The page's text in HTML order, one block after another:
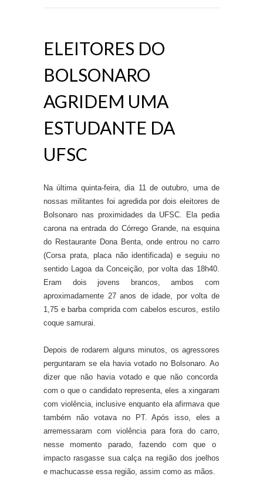
ELEITORES DO
BOLSONARO
AGRIDEM UMA
ESTUDANTE DA
UFSC
Na última quinta-feira, dia 11 de outubro, uma de
nossas militantes foi agredida por dois eleitores de
Bolsonaro nas proximidades da UFSC. Ela pedia
carona na entrada do Córrego Grande,na esquina
do Restaurante Dona Benta, onde entrou no carro
(Corsa prata, placa não identificada) e seguiu no
sentido Lagoada Conceição, por volta das 18h40.
Eram dois jovens brancos,ambos com
aproximadamente 27 anos de idade, por volta de
1,75 e barba compridacom cabelosescuros, estilo
coque samurai.
Depois derodarem alguns minutos, os agressores
perguntaram se ela havia votado no Bolsonaro. Ao
dizer que não havia votadoe que não concorda
como que o candidatorepresenta, eles a xingaram
com violência, inclusive enquanto ela afirmava que
também não votava no PT. Após isso, eles a
arremessaram com violênciapara forado carro,
nesse momento parado, fazendo com que o
impacto rasgasse sua calça na região dos joelhos
e machucasse essa região, assim como as mãos.